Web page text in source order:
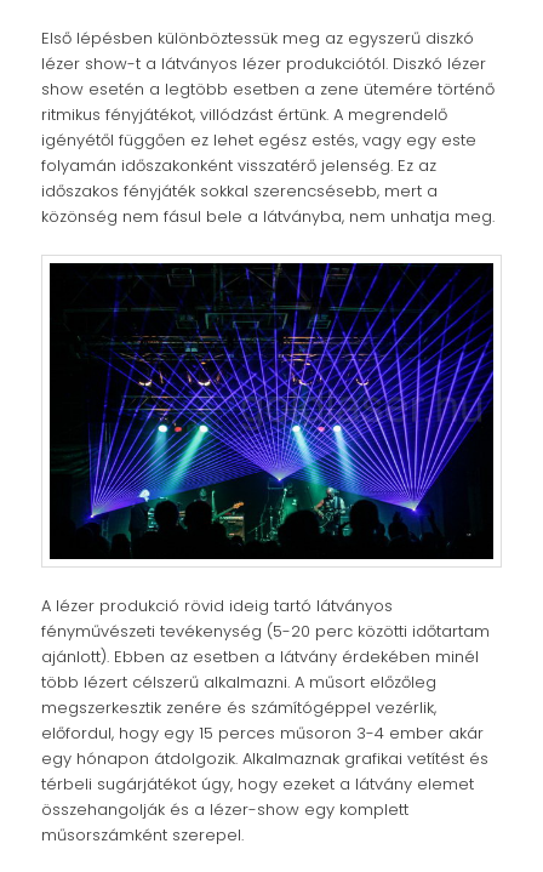
Első lépésben különböztessük meg az egyszerű diszkó
lézer show-t a látványos lézer produkciótól. Diszkó lézer
show esetén a legtöbb esetben a zene ütemére történő
ritmikus fényjátékot, villódzást értünk. A megrendelő
igényétől függően ez lehet egész estés, vagy egy este
folyamán időszakonként visszatérő jelenség. Ez az
időszakos fényjáték sokkal szerencsésebb, mert a
közönség nem fásul bele a látványba, nem unhatja meg.
A lézer produkció rövid ideig tartó látványos
fényművészeti tevékenység (5-20 perc közötti időtartam
ajánlott). Ebben az esetben a látvány érdekében minél
több lézert célszerű alkalmazni. A műsort előzőleg
megszerkesztik zenére és számítógéppel vezérlik,
előfordul, hogy egy 15 perces műsoron 3-4 ember akár
egy hónapon átdolgozik. Alkalmaznak grafikai vetítést és
térbeli sugárjátékot úgy, hogy ezeket a látvány elemet
összehangolják és a lézer-show egy komplett
műsorszámként szerepel.